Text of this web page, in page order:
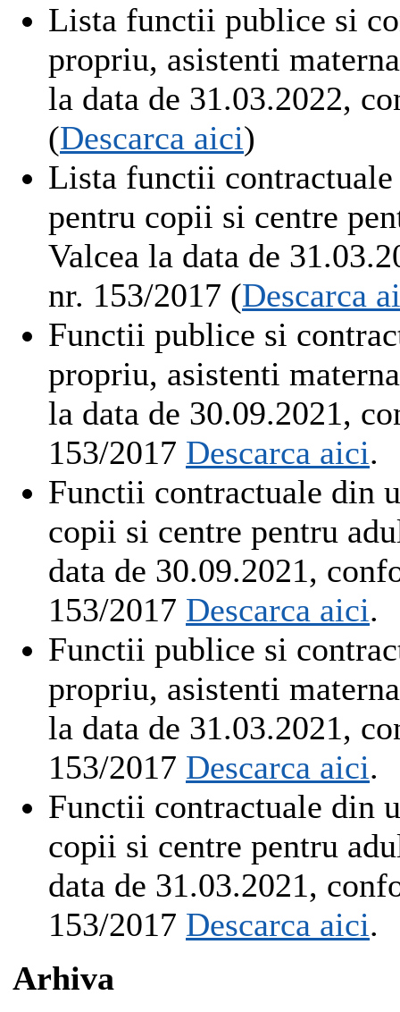
Lista functii publice si
propriu, asistenti
la data de 31.03.2022,
(Descarca aici)
Lista functii
pentru copii si centre
Valcea la data de
nr. 153/2017 (Descarca
Functii publice si
propriu, asistenti
la data de 30.09.2021,
153/2017 Descarca aici.
Functii contractuale din
copii si centre pentru
data de 30.09.2021,
153/2017 Descarca aici.
Functii publice si
propriu, asistenti
la data de 31.03.2021,
153/2017 Descarca aici.
Functii contractuale din
copii si centre pentru
data de 31.03.2021,
153/2017 Descarca aici.
Arhiva